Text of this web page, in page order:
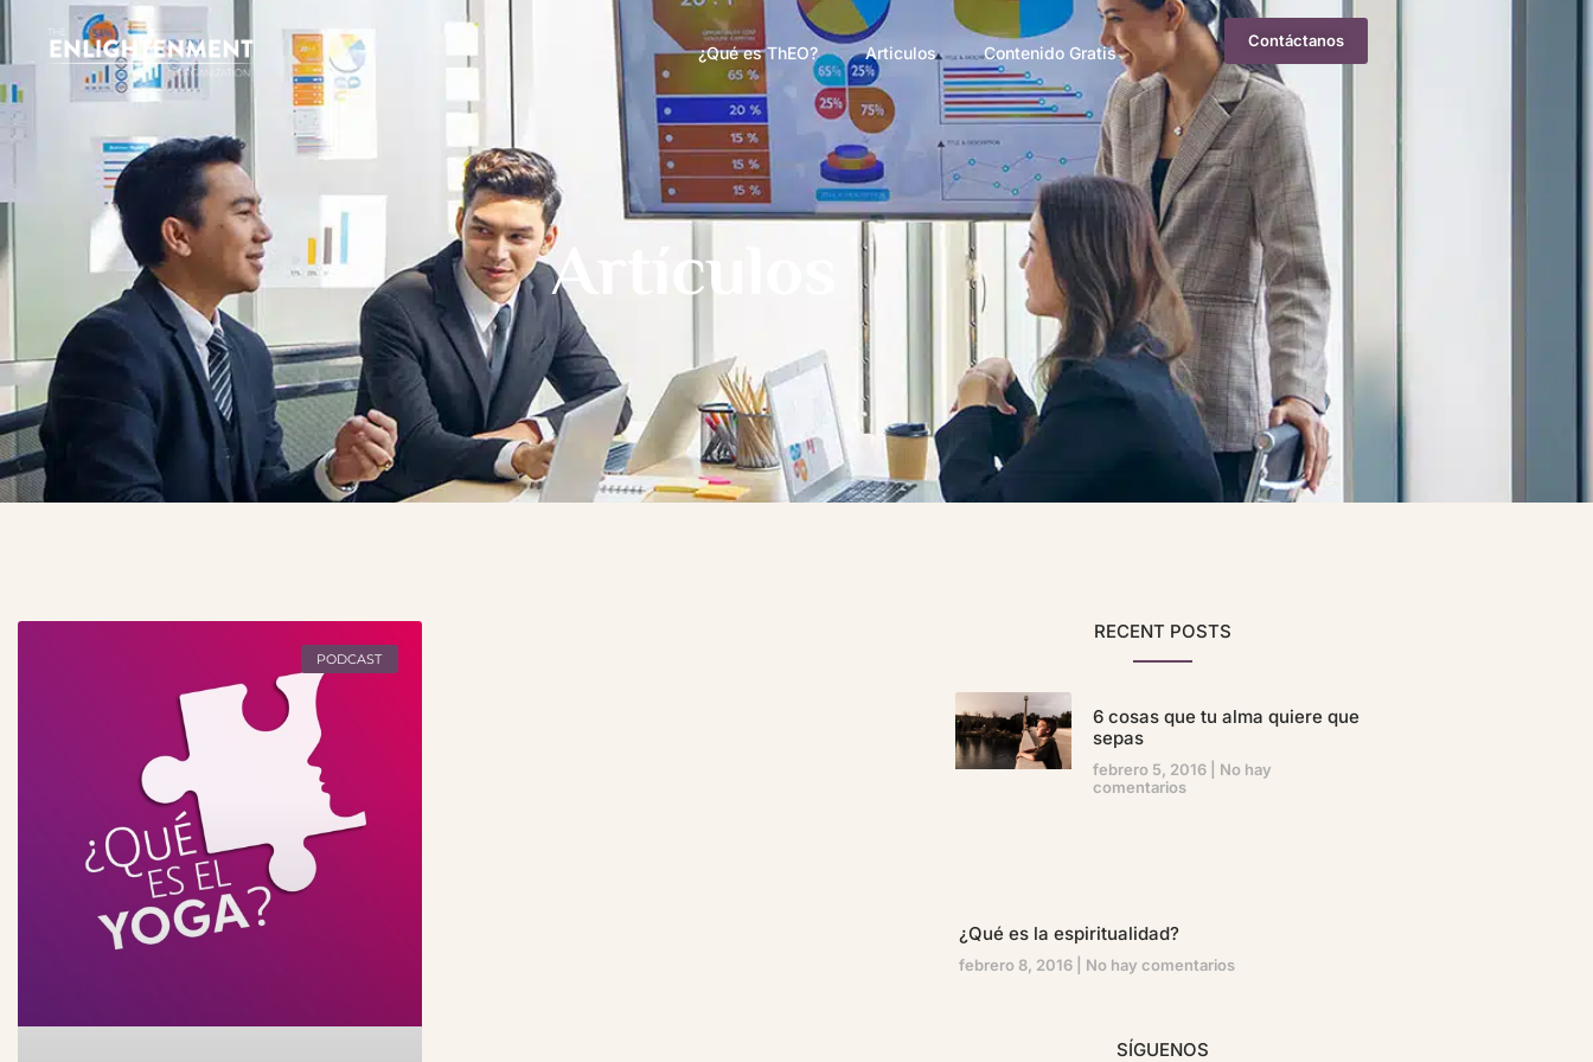
¿Qué es ThEO? Articulos Contenido Gratis
Contáctanos
Artículos
PODCAST
RECENT POSTS
6 cosas que tu alma quiere que
sepas
febrero 5, 2016
No hay
comentarios
¿Qué es la espiritualidad?
febrero 8, 2016 No hay comentarios
SÍGUENOS